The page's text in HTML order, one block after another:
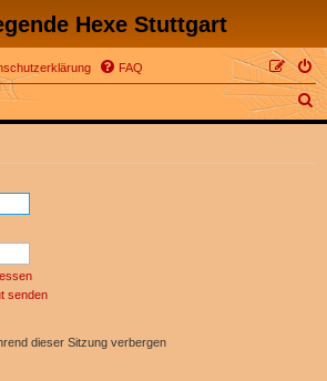
Hexe Stuttgart
FAQ
S
u
senden
dieser Sitzung verbergen